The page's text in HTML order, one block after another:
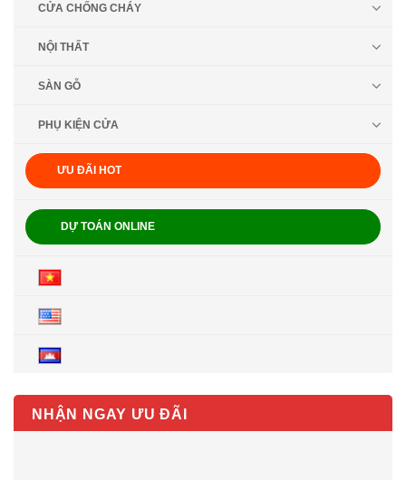
CỬA CHỐNG CHÁY
NỘI THẤT
SÀN GỖ
PHỤ KIỆN CỬA
ƯU ĐÃI HOT
DỰ TOÁN ONLINE
NHẬN NGAY ƯU ĐÃI